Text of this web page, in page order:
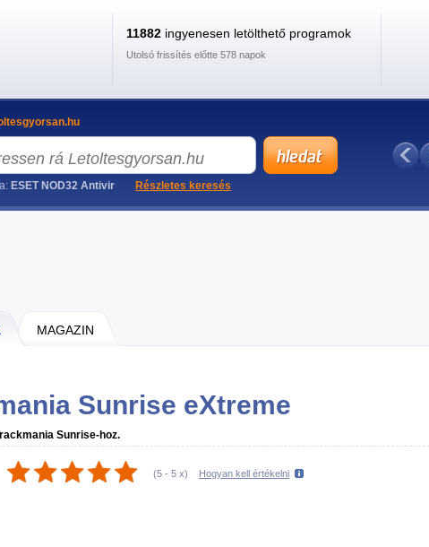
MAGAZIN
Sunrise eXtreme
Sunrise-hoz.
(5 - 5 x) Hogyan kell értékelni
11882 ingyenesen letölthető programok
Utolsó frissítés előtte 578 napok
ESET NOD32 Antivir Részletes keresés